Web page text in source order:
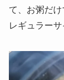
て、お粥だけ
レギュラー